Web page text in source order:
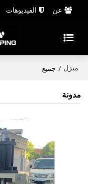
عن الفيديوهات
منزل / جميع
مدونة